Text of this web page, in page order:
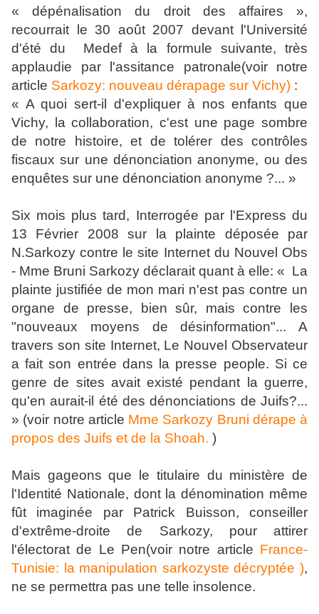
« dépénalisation du droit des affaires »,
recourrait le 30 août 2007 devant l'Université
d'été du Medef à la formule suivante, très
applaudie par l'assitance patronale(voir notre
article Sarkozy: nouveau dérapage sur Vichy) :
« A quoi sert-il d'expliquer à nos enfants que
Vichy, la collaboration, c'est une page sombre
de notre histoire, et de tolérer des contrôles
fiscaux sur une dénonciation anonyme, ou des
enquêtes sur une dénonciation anonyme ?... »
Six mois plus tard, Interrogée par l'Express du
13 Février 2008 sur la plainte déposée par
N.Sarkozy contre le site Internet du Nouvel Obs
- Mme Bruni Sarkozy déclarait quant à elle: « La
plainte justifiée de mon mari n'est pas contre un
organe de presse, bien sûr, mais contre les
"nouveaux moyens de désinformation"... A
travers son site Internet, Le Nouvel Observateur
a fait son entrée dans la presse people. Si ce
genre de sites avait existé pendant la guerre,
qu'en aurait-il été des dénonciations de Juifs?...
» (voir notre article Mme Sarkozy Bruni dérape à
propos des Juifs et de la Shoah. )
Mais gageons que le titulaire du ministère de
l'Identité Nationale, dont la dénomination même
fût imaginée par Patrick Buisson, conseiller
d'extrême-droite de Sarkozy, pour attirer
l'électorat de Le Pen(voir notre article France-
Tunisie: la manipulation sarkozyste décryptée ),
ne se permettra pas une telle insolence.